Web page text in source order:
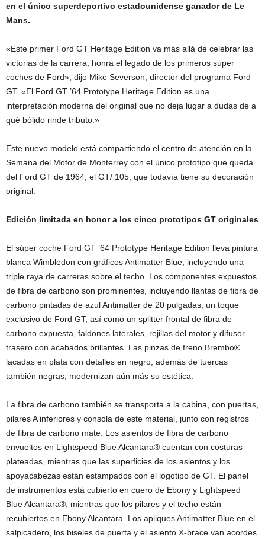
en el único superdeportivo estadounidense ganador de Le
Mans.
«Este primer Ford GT Heritage Edition va más allá de celebrar las
victorias de la carrera, honra el legado de los primeros súper
coches de Ford», dijo Mike Severson, director del programa Ford
GT. «El Ford GT ’64 Prototype Heritage Edition es una
interpretación moderna del original que no deja lugar a dudas de a
qué bólido rinde tributo.»
Este nuevo modelo está compartiendo el centro de atención en la
Semana del Motor de Monterrey con el único prototipo que queda
del Ford GT de 1964, el GT/ 105, que todavía tiene su decoración
original.
Edición limitada en honor a los cinco prototipos GT originales
El súper coche Ford GT ’64 Prototype Heritage Edition lleva pintura
blanca Wimbledon con gráficos Antimatter Blue, incluyendo una
triple raya de carreras sobre el techo. Los componentes expuestos
de fibra de carbono son prominentes, incluyendo llantas de fibra de
carbono pintadas de azul Antimatter de 20 pulgadas, un toque
exclusivo de Ford GT, así como un splitter frontal de fibra de
carbono expuesta, faldones laterales, rejillas del motor y difusor
trasero con acabados brillantes. Las pinzas de freno Brembo®
lacadas en plata con detalles en negro, además de tuercas
también negras, modernizan aún más su estética.
La fibra de carbono también se transporta a la cabina, con puertas,
pilares A inferiores y consola de este material, junto con registros
de fibra de carbono mate. Los asientos de fibra de carbono
envueltos en Lightspeed Blue Alcantara® cuentan con costuras
plateadas, mientras que las superficies de los asientos y los
apoyacabezas están estampados con el logotipo de GT. El panel
de instrumentos está cubierto en cuero de Ebony y Lightspeed
Blue Alcantara®, mientras que los pilares y el techo están
recubiertos en Ebony Alcantara. Los apliques Antimatter Blue en el
salpicadero, los biseles de puerta y el asiento X-brace van acordes